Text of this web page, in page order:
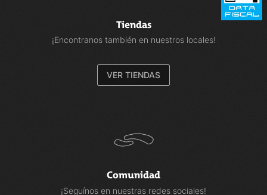
Tiendas
¡Encontranos también en nuestros locales!
VER TIENDAS
Comunidad
¡Seguínos en nuestras redes sociales!